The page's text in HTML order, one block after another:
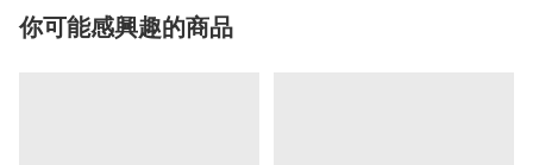
你可能感興趣的商品